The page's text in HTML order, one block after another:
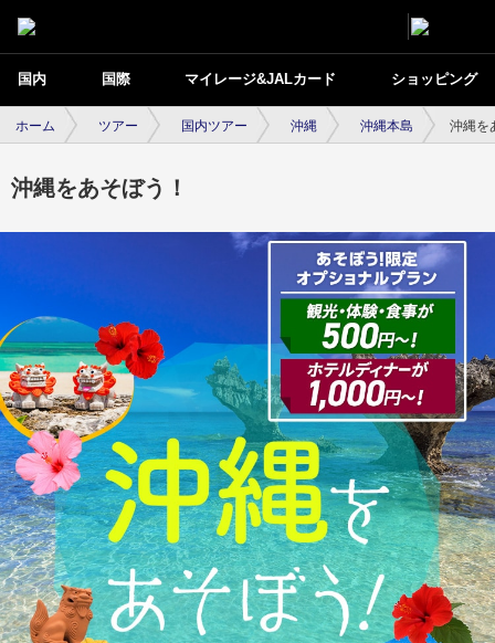
国内 国際 マイレージ&JALカード ショッピング
ホーム ツアー 国内ツアー 沖縄 沖縄本島 沖縄を
沖縄をあそぼう！